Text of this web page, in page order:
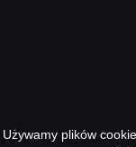
Używamy plików